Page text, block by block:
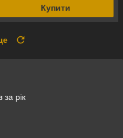
Купити
за рік